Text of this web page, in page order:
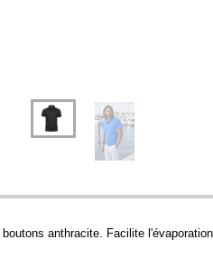
anthracite. Facilite